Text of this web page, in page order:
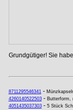
Grundgütiger! Sie
8711295546341-
4260140522503- Butterform,
4051435037303- 5 Stück